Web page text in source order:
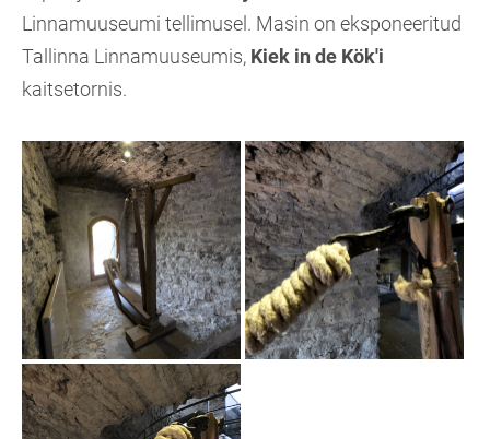
Linnamuuseumi tellimusel. Masin on eksponeeritud
Tallinna Linnamuuseumis, Kiek in de Kök'i
kaitsetornis.